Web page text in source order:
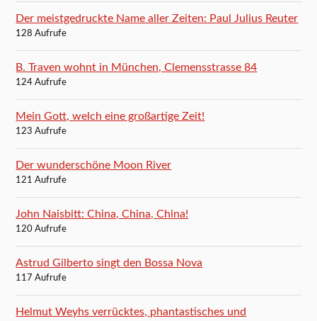
Der meistgedruckte Name aller Zeiten: Paul Julius Reuter
128 Aufrufe
B. Traven wohnt in München, Clemensstrasse 84
124 Aufrufe
Mein Gott, welch eine großartige Zeit!
123 Aufrufe
Der wunderschöne Moon River
121 Aufrufe
John Naisbitt: China, China, China!
120 Aufrufe
Astrud Gilberto singt den Bossa Nova
117 Aufrufe
Helmut Weyhs verrücktes, phantastisches und